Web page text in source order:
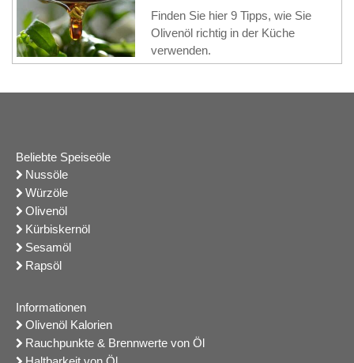
Finden Sie hier 9 Tipps, wie Sie
Olivenöl richtig in der Küche
verwenden.
Beliebte Speiseöle
Nussöle
Würzöle
Olivenöl
Kürbiskernöl
Sesamöl
Rapsöl
Informationen
Olivenöl Kalorien
Rauchpunkte & Brennwerte von Öl